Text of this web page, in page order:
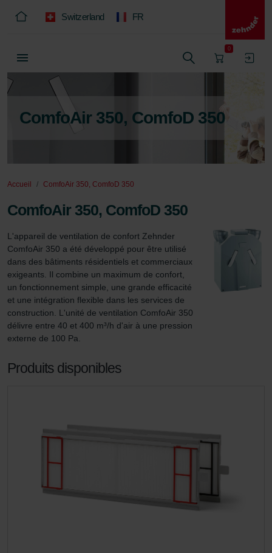
Switzerland FR
0
ComfoAir 350, ComfoD 350
Accueil ComfoAir 350, ComfoD 350
ComfoAir 350, ComfoD 350
L'appareil de ventilation de confort Zehnder
ComfoAir 350 a été développé pour être utilisé
dans des bâtiments résidentiels et commerciaux
exigeants. Il combine un maximum de confort,
un fonctionnement simple, une grande efficacité
et une intégration flexible dans les services de
construction. L'unité de ventilation ComfoAir 350
délivre entre 40 et 400 m³/h d'air à une pression
externe de 100 Pa.
Produits disponibles